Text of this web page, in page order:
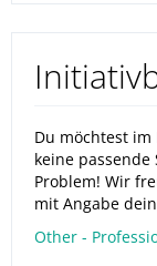
Du möchtest
keine
Problem! Wir
mit Angabe
Other -